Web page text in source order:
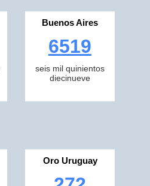
Buenos Aires
6519
seis mil quinientos
diecinueve
Oro Uruguay